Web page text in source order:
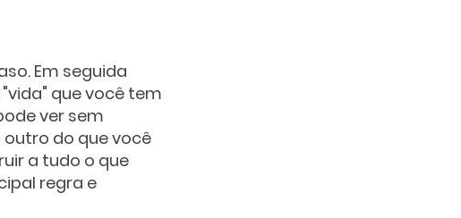
Em seguida
que você tem
ver sem
do que você
a tudo o que
regra e